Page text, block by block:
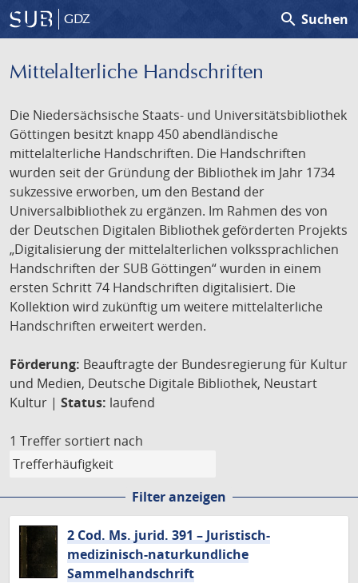
GDZ search Suchen
Mittelalterliche Handschriften
Die Niedersächsische Staats- und Universitätsbibliothek
Göttingen besitzt knapp 450 abendländische
mittelalterliche Handschriften. Die Handschriften
wurden seit der Gründung der Bibliothek im Jahr 1734
sukzessive erworben, um den Bestand der
Universalbibliothek zu ergänzen. Im Rahmen des von
der Deutschen Digitalen Bibliothek geförderten Projekts
„Digitalisierung der mittelalterlichen volkssprachlichen
Handschriften der SUB Göttingen“ wurden in einem
ersten Schritt 74 Handschriften digitalisiert. Die
Kollektion wird zukünftig um weitere mittelalterliche
Handschriften erweitert werden.
Förderung: Beauftragte der Bundesregierung für Kultur
und Medien, Deutsche Digitale Bibliothek, Neustart
Kultur | Status: laufend
1 Treffer sortiert nach
Filter anzeigen
2 Cod. Ms. jurid. 391 – Juristisch-
medizinisch-naturkundliche
Sammelhandschrift